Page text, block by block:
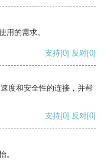
用的需求。
支持[0] 反对[0]
度和安全性的连接，并帮
支持[0] 反对[0]
。